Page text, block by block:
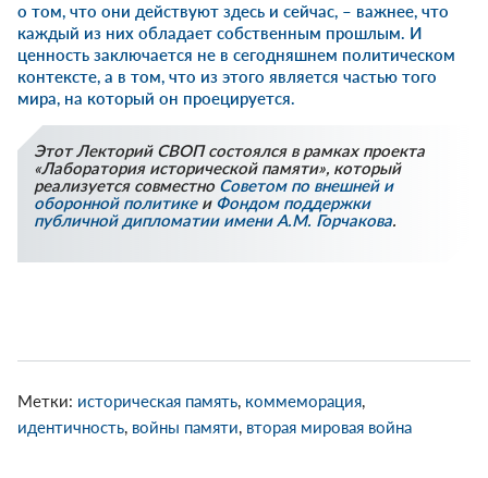
о том, что они действуют здесь и сейчас, – важнее, что
каждый из них обладает собственным прошлым. И
ценность заключается не в сегодняшнем политическом
контексте, а в том, что из этого является частью того
мира, на который он проецируется.
Этот Лекторий СВОП состоялся в рамках проекта
«Лаборатория исторической памяти», который
реализуется совместно Советом по внешней и
оборонной политикеи Фондом поддержки
публичной дипломатии имени А.М. Горчакова.
Метки: историческая память, коммеморация,
идентичность, войны памяти, вторая мировая война